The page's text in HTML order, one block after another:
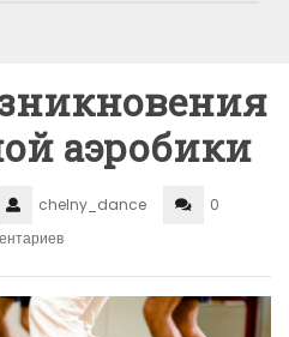
аэробики
chelny_dance
0